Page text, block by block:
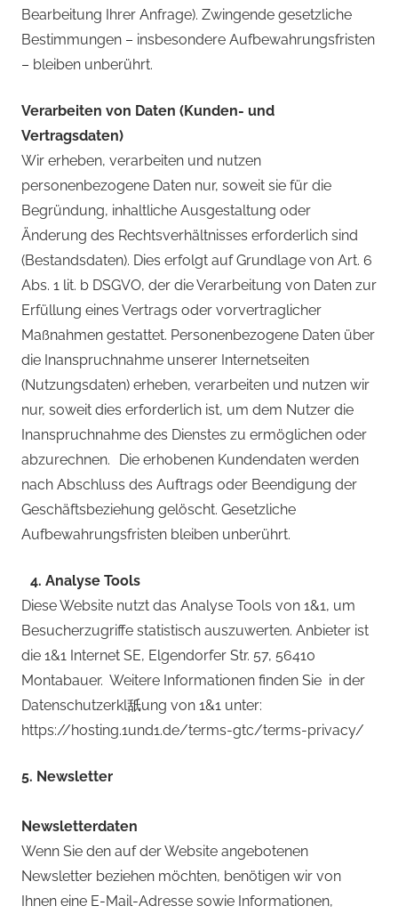
Bearbeitung Ihrer Anfrage). Zwingende gesetzliche
Bestimmungen – insbesondere Aufbewahrungsfristen
– bleiben unberührt.
Verarbeiten von Daten (Kunden- und
Vertragsdaten)
Wir erheben, verarbeiten und nutzen
personenbezogene Daten nur, soweit sie für die
Begründung, inhaltliche Ausgestaltung oder
Änderung des Rechtsverhältnisses erforderlich sind
(Bestandsdaten). Dies erfolgt auf Grundlage von Art. 6
Abs. 1 lit. b DSGVO, der die Verarbeitung von Daten zur
Erfüllung eines Vertrags oder vorvertraglicher
Maßnahmen gestattet. Personenbezogene Daten über
die Inanspruchnahme unserer Internetseiten
(Nutzungsdaten) erheben, verarbeiten und nutzen wir
nur, soweit dies erforderlich ist, um dem Nutzer die
Inanspruchnahme des Dienstes zu ermöglichen oder
abzurechnen. Die erhobenen Kundendaten werden
nach Abschluss des Auftrags oder Beendigung der
Geschäftsbeziehung gelöscht. Gesetzliche
Aufbewahrungsfristen bleiben unberührt.
4. Analyse Tools
Diese Website nutzt das Analyse Tools von 1&1, um
Besucherzugriffe statistisch auszuwerten. Anbieter ist
die 1&1 Internet SE, Elgendorfer Str. 57, 56410
Montabauer. Weitere Informationen finden Sie in der
Datenschutzerkl舐ung von 1&1 unter:
https://hosting.1und1.de/terms-gtc/terms-privacy/
5. Newsletter
Newsletterdaten
Wenn Sie den auf der Website angebotenen
Newsletter beziehen möchten, benötigen wir von
Ihnen eine E-Mail-Adresse sowie Informationen,